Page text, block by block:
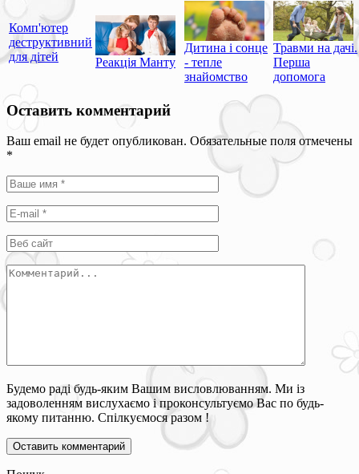
Комп'ютер
деструктивний
для дітей
Реакція Манту
Дитина і сонце
- тепле
знайомство
Травми на дачі.
Перша
допомога
Оставить комментарий
Ваш email не будет опубликован. Обязательные поля отмечены
*
Будемо раді будь-яким Вашим висловлюванням. Ми із
задоволенням вислухаємо і проконсультуємо Вас по будь-
якому питанню. Спілкуємося разом !